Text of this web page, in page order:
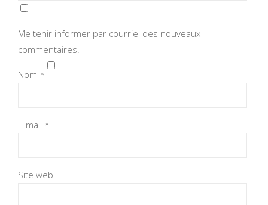
Me tenir informer par courriel des nouveaux
commentaires.
Nom *
E-mail *
Site web